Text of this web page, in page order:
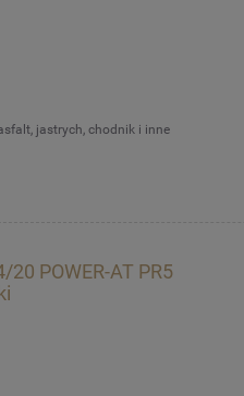
jastrych, chodnik i inne
POWER-AT PR5